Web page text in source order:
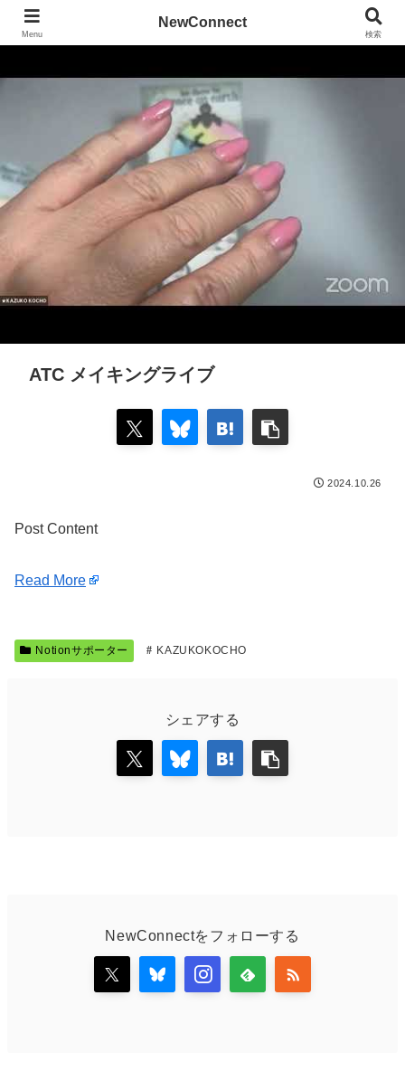
ATC メイキングライブ
2024.10.26
Post Content
Read More
Notionサポーター KAZUKOKOCHO
シェアする
NewConnectをフォローする
Menu
NewConnect
検索